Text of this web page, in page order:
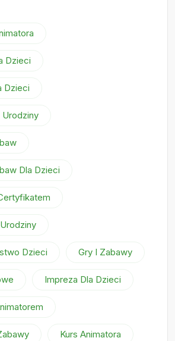
Dzieci
Dzieci
Urodziny
Dla Dzieci
Dzieci Gry I Zabawy
Impreza Dla Dzieci
Kurs Animatora